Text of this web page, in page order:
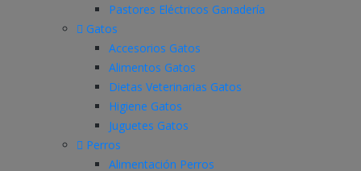
Pastores Eléctricos Ganadería
Gatos
Accesorios Gatos
Alimentos Gatos
Dietas Veterinarias Gatos
Higiene Gatos
Juguetes Gatos
Perros
Alimentación Perros